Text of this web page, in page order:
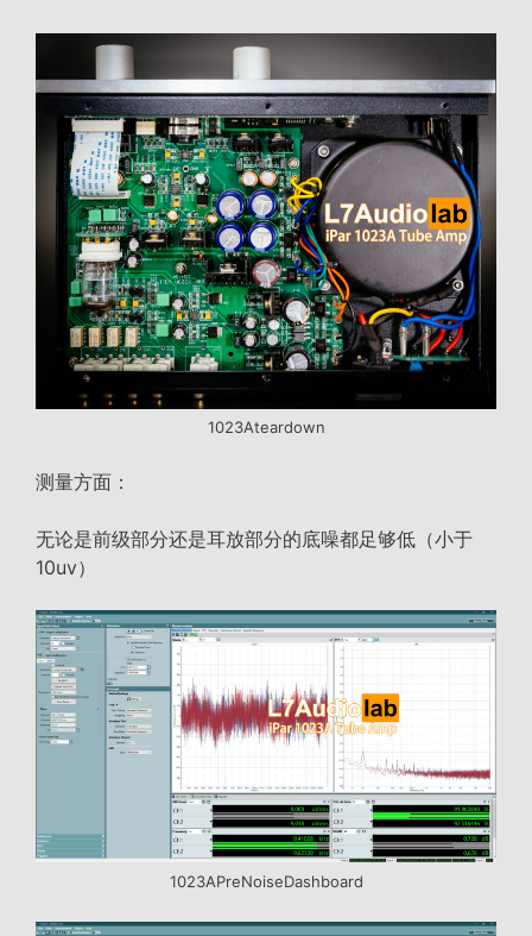
1023Ateardown
测量方面：
无论是前级部分还是耳放部分的底噪都足够低（小于
10uv）
1023APreNoiseDashboard